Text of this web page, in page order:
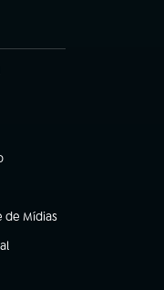
aba)
de Mídias
aba)